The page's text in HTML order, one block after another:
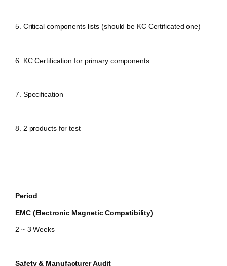
5. Critical components lists (should be KC Certificated one)
6. KC Certification for primary components
7. Specification
8. 2 products for test
Period
EMC (Electronic Magnetic Compatibility)
2 ~ 3 Weeks
Safety & Manufacturer Audit